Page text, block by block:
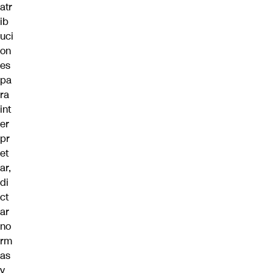
atr
ib
uci
on
es
pa
ra
int
er
pr
et
ar,
di
ct
ar
no
rm
as
y